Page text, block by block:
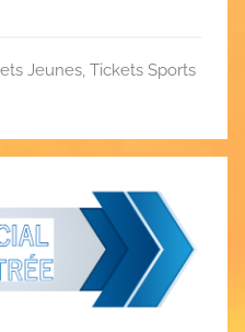
Jeunes, Tickets Sports